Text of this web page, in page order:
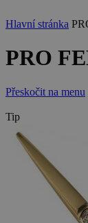
Hlavní stránka
PRO
Přeskočit na menu
Tip